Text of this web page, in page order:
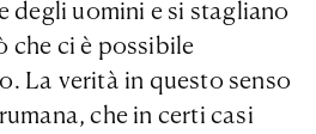
degli uomini e si stagliano
che ci è possibile
La verità in questo senso
che in certi casi